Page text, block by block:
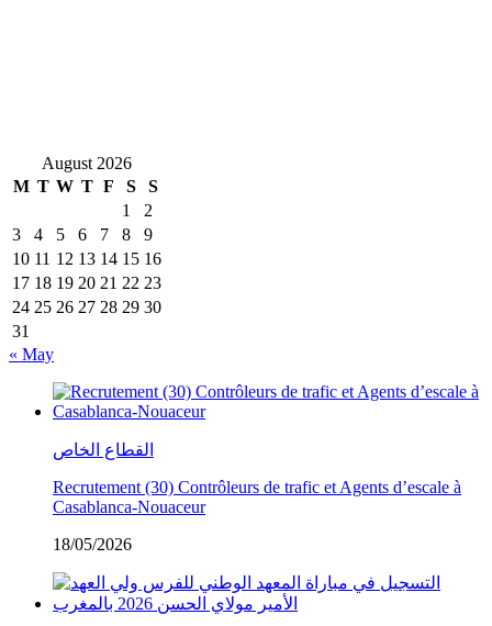
August 2026
M T W T F S
S
1
2
3
4 5 6 7 8
9
10 11 12 13 14 15 16
17 18 19 20 21 22 23
24 25 26 27 28 29 30
31
« May
القطاع الخاص
Recrutement (30) Contrôleurs de trafic et Agents d’escale à
Casablanca-Nouaceur
18/05/2026